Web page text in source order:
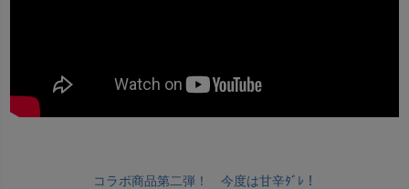
コラボ商品第二弾！ 今度は甘辛ﾀﾞﾚ！